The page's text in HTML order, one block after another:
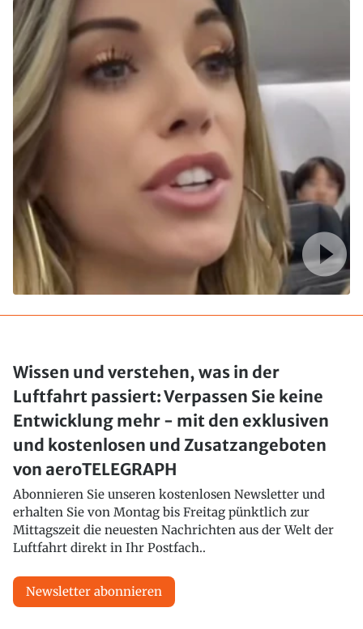
Wissen und verstehen, was in der
Luftfahrt passiert: Verpassen Sie keine
Entwicklung mehr - mit den exklusiven
und kostenlosen und Zusatzangeboten
von aeroTELEGRAPH
Abonnieren Sie unseren kostenlosen Newsletter und
erhalten Sie von Montag bis Freitag pünktlich zur
Mittagszeit die neuesten Nachrichten aus der Welt der
Luftfahrt direkt in Ihr Postfach..
Newsletter abonnieren